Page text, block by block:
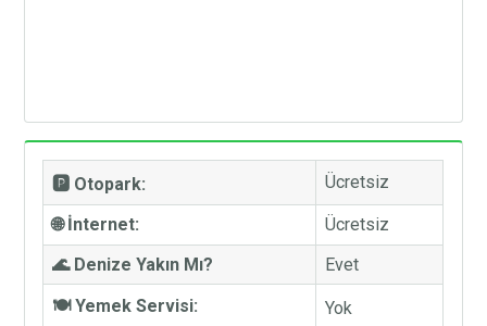
🅿️ Otopark: Ücretsiz
🌐 İnternet:
Ücretsiz
🌊 Denize Yakın Mı?
Evet
🍽️ Yemek Servisi:
Yok